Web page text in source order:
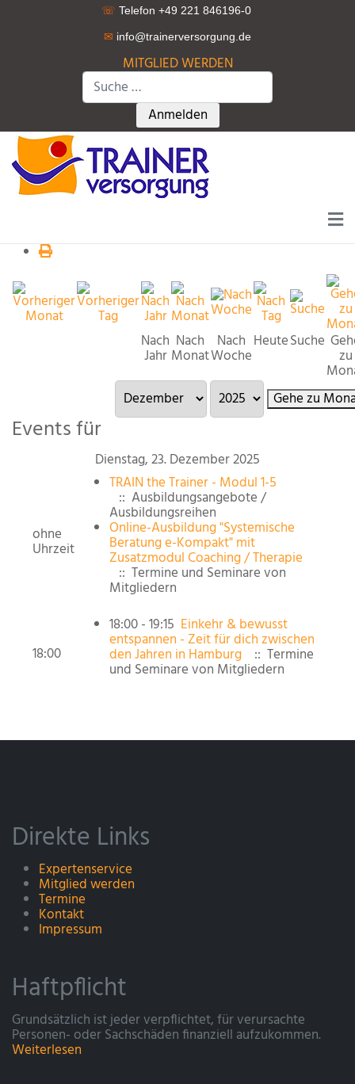
☏ Telefon +49 221 846196-0
✉ info@trainerversorgung.de
MITGLIED WERDEN
Suchen
Type 2 or more characters for
Anmelden
Nach
Jahr
Nach
Monat
Nach
Woche
HeuteSuche
zu
Gehe zu
Events für
Dienstag, 23. Dezember 2025
ohne
Uhrzeit
TRAIN the Trainer - Modul 1-5
:: Ausbildungsangebote /
Ausbildungsreihen
Online-Ausbildung "Systemische
Beratung e-Kompakt" mit
Zusatzmodul Coaching / Therapie
:: Termine und Seminare von
Mitgliedern
18:00
18:00 - 19:15 Einkehr & bewusst
entspannen - Zeit für dich zwischen
den Jahren in Hamburg :: Termine
und Seminare von Mitgliedern
Direkte Links
Expertenservice
Mitglied werden
Termine
Kontakt
Impressum
Haftpflicht
Grundsätzlich ist jeder verpflichtet, für verursachte
Personen- oder Sachschäden finanziell aufzukommen.
Weiterlesen